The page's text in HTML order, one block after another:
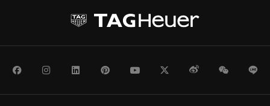
FacebookInstagramLinkedInPinterestYoutubeTwitterWeiboWeChat